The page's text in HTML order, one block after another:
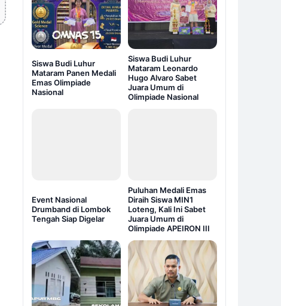
Siswa Budi Luhur
Mataram Panen Medali
Emas Olimpiade
Nasional
Siswa Budi Luhur
Mataram Leonardo
Hugo Alvaro Sabet
Juara Umum di
Olimpiade Nasional
Event Nasional
Drumband di Lombok
Tengah Siap Digelar
Puluhan Medali Emas
Diraih Siswa MIN1
Loteng, Kali Ini Sabet
Juara Umum di
Olimpiade APEIRON III